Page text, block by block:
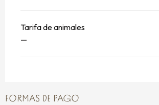
Tarifa de animales
—
FORMAS DE PAGO